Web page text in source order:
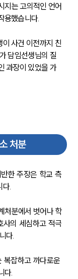
지는 고의적인 언어
용했습니다.
사건 이전까지 친
담임선생님의 질
과장이 있었을 가
처분
한 주장은 학교 측
다.
처분에서 벗어나 학
사의 세심하고 적극
다.
복잡하고 까다로운
다.